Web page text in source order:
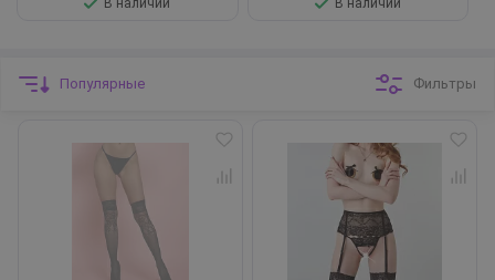
В наличии В наличии
Популярные Фильтры